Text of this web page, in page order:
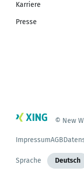
Karriere
Presse
© New
ImpressumAGB
Sprache Deutsch